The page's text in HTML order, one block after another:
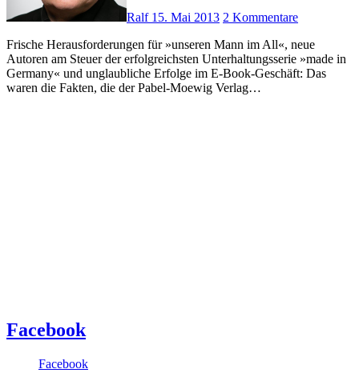
Ralf 15. Mai 2013 2 Kommentare
Frische Herausforderungen für »unseren Mann im All«, neue
Autoren am Steuer der erfolgreichsten Unterhaltungsserie »made in
Germany« und unglaubliche Erfolge im E-Book-Geschäft: Das
waren die Fakten, die der Pabel-Moewig Verlag…
Facebook
Facebook